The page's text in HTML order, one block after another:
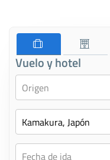
Vuelo y hotel